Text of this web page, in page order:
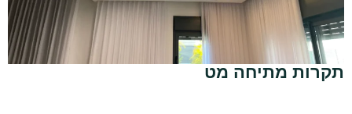
תקרות מתיחה מט